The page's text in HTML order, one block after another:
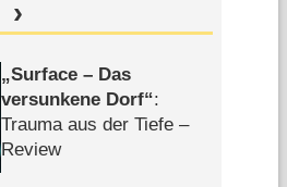
Surface – Das
versunkene Dorf :
Trauma aus der Tiefe –
Review